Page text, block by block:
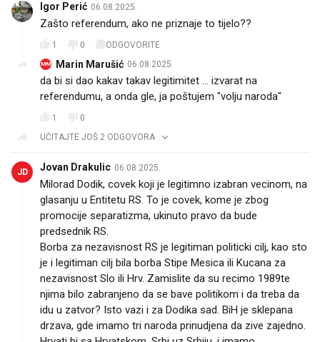
Igor Perić 06.08.2025.
Zašto referendum, ako ne priznaje to tijelo??
1 0 ODGOVORITE
MM Marin Marušić 06.08.2025.
da bi si dao kakav takav legitimitet ... izvarat na
referendumu, a onda gle, ja poštujem "volju naroda"
1
0
UČITAJTE JOŠ 2 ODGOVORA
JD Jovan Drakulic 06.08.2025.
Milorad Dodik, covek koji je legitimno izabran vecinom, na
glasanju u Entitetu RS. To je covek, kome je zbog
promocije separatizma, ukinuto pravo da bude
predsednik RS.
Borba za nezavisnost RS je legitiman politicki cilj, kao sto
je i legitiman cilj bila borba Stipe Mesica ili Kucana za
nezavisnost Slo ili Hrv. Zamislite da su recimo 1989te
njima bilo zabranjeno da se bave politikom i da treba da
idu u zatvor? Isto vazi i za Dodika sad. BiH je sklepana
drzava, gde imamo tri naroda prinudjena da zive zajedno.